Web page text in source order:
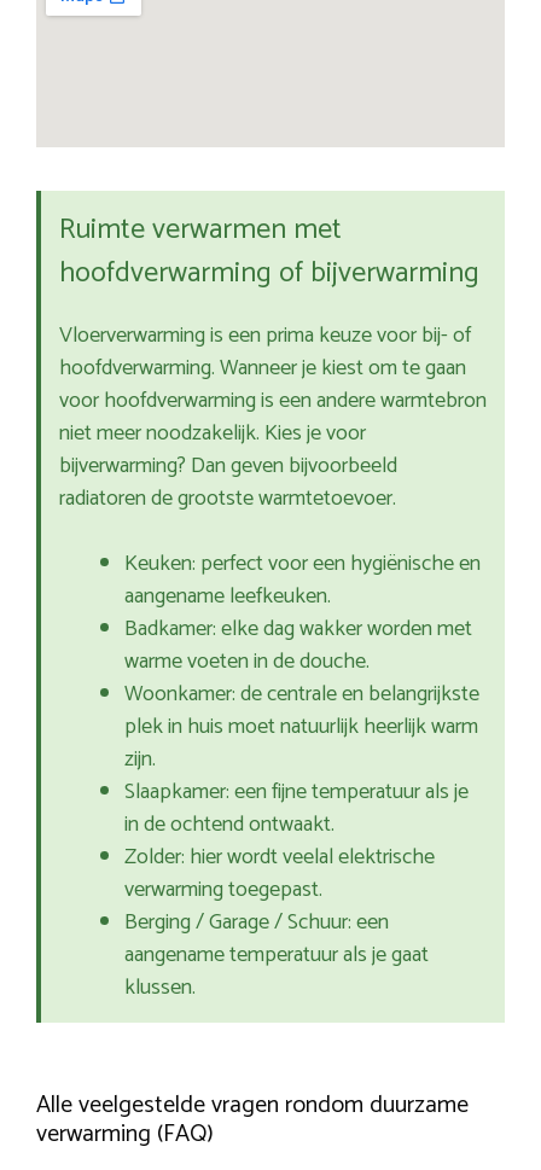
Ruimte verwarmen met
hoofdverwarming of bijverwarming
Vloerverwarming is een prima keuze voor bij- of
hoofdverwarming. Wanneer je kiest om te gaan
voor hoofdverwarming is een andere warmtebron
niet meer noodzakelijk. Kies je voor
bijverwarming? Dan geven bijvoorbeeld
radiatoren de grootste warmtetoevoer.
Keuken: perfect voor een hygiënische en
aangename leefkeuken.
Badkamer: elke dag wakker worden met
warme voeten in de douche.
Woonkamer: de centrale en belangrijkste
plek in huis moet natuurlijk heerlijk warm
zijn.
Slaapkamer: een fijne temperatuur als je
in de ochtend ontwaakt.
Zolder: hier wordt veelal elektrische
verwarming toegepast.
Berging / Garage / Schuur: een
aangename temperatuur als je gaat
klussen.
Alle veelgestelde vragen rondom duurzame
verwarming (FAQ)